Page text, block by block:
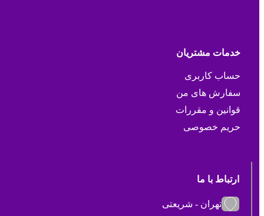
خدمات مشتریان
حساب کاربری
سفارش های من
قوانین و مقررات
حریم خصوصی
ارتباط با ما
تهران - شریعتی